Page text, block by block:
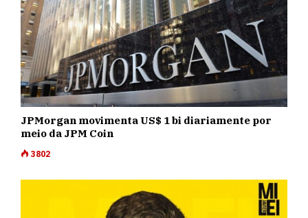
JPMorgan movimenta US$ 1 bi diariamente por
meio da JPM Coin
3802